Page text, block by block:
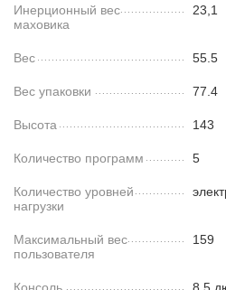
Инерционный вес
маховика
23,1
Вес 55.5
Вес упаковки 77.4
Высота 143
Количество программ 5
Количество уровней
нагрузки
Максимальный вес
пользователя
159